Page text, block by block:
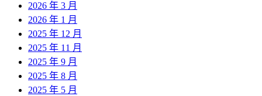
2026 年 3 月
2026 年 1 月
2025 年 12 月
2025 年 11 月
2025 年 9 月
2025 年 8 月
2025 年 5 月